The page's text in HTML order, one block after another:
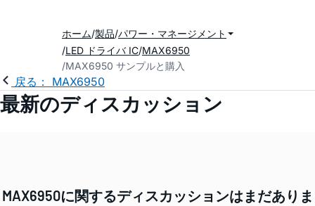
ホーム 製品 パワー・マネージメント
LED ドライバ IC MAX6950
MAX6950 サンプルと購入
戻る： MAX6950
最新のディスカッション
MAX6950に関するディスカッションはまだありま